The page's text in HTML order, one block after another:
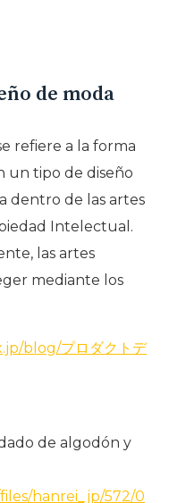
de moda
refiere a la forma
un tipo de diseño
dentro de las artes
Intelectual.
las artes
mediante los
blog/プロダクトデ
de algodón y
hanrei_jp/572/0